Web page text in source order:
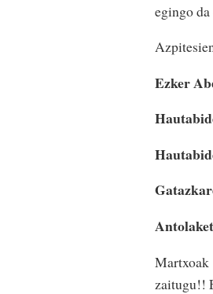
egingo
Ezker
Martxoak
zaitugu!!